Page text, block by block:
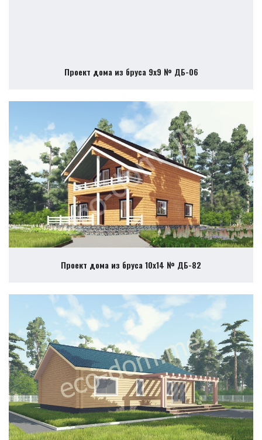
Проект дома из бруса 9х9 № ДБ-06
Проект дома из бруса 10х14 № ДБ-82